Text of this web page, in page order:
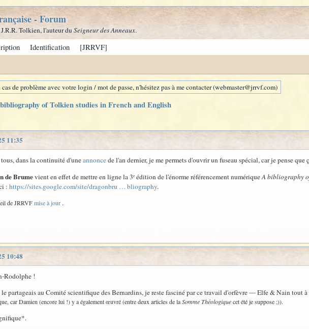
- Forum
Tolkien, l'auteur du Seigneur des Anneaux.
Identification [JRRVF]
de problème avec votre login / mot de passe, n'hésitez pas à me contacter (webmaster@jrrvf.com)
of Tolkien studies in French and English
11:35
dans la continuité d'uneannoncede l'an dernier, je me permets d'ouvrir un fuseau spécial, car je pense
de Brumevient en effet de mettre en ligne la 3ᵉ édition de l'énorme référencement numériqueA bibliography
: https://sites.google.com/site/dragonbru … bliography.
de JRRVFmise à jour .
10:48
Rodolphe !
partageais au Comité scientifique des Bernardins, je reste fasciné par ce travail d'orfèvre — Elfe & Nain tout
car Damien (encore lui !) y a également œuvré (entre deux articles de laSomme Théologiquecet été je suppose ;)).